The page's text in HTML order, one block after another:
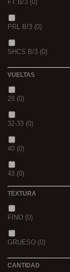
PIÑA
SCOPEX
TUTTI
FRESA
MIEL(0)
OCEAN LIVER
GOLDEN X
FT B/3 (0)
PRL B/3 (0)
SHCS B/3 (0)
VUELTAS
28 (0)
32-33 (0)
40 (0)
43 (0)
TEXTURA
FINO (0)
GRUESO (0)
CANTIDAD